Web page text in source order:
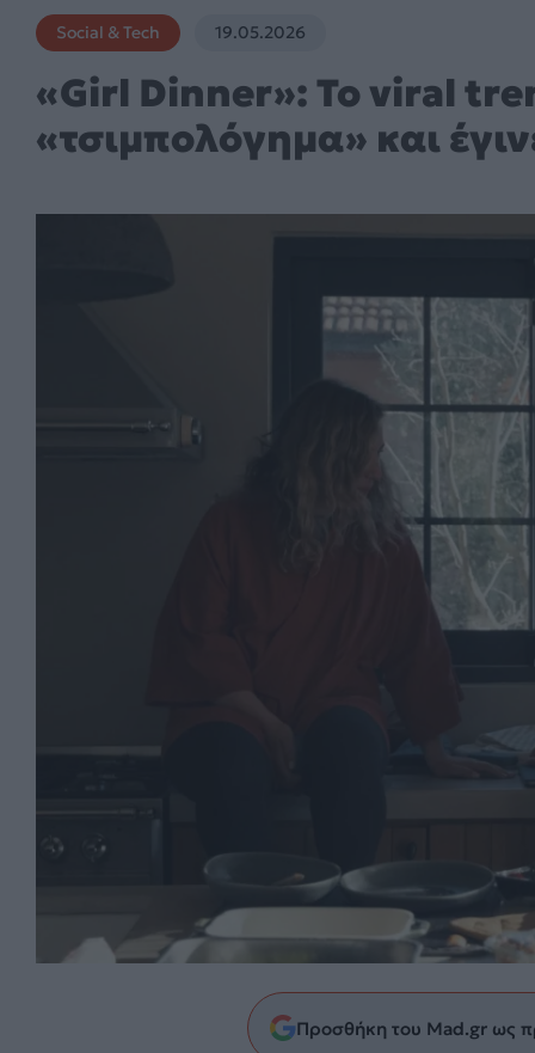
Social & Tech 19.05.2026
«Girl Dinner»: Το viral
«τσιμπολόγημα» και
Προσθήκη του Mad.gr ως